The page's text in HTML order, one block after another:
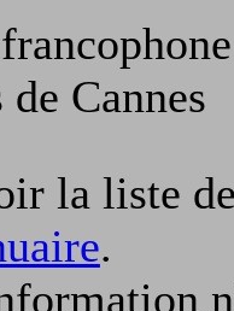
Cannes
la liste
.